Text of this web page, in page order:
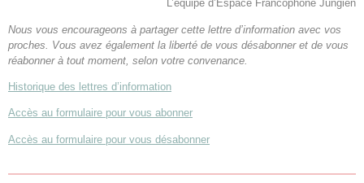
L’équipe d’Espace Francophone Jungien
Nous vous encourageons à partager cette lettre d’information avec vos
proches. Vous avez également la liberté de vous désabonner et de vous
réabonner à tout moment, selon votre convenance.
Historique des lettres d’information
Accès au formulaire pour vous abonner
Accès au formulaire pour vous désabonner